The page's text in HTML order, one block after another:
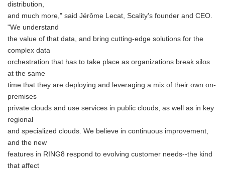
distribution,
and much more," said Jérôme Lecat, Scality's founder and CEO.
"We understand
the value of that data, and bring cutting-edge solutions for the
complex data
orchestration that has to take place as organizations break silos
at the same
time that they are deploying and leveraging a mix of their own on-
premises
private clouds and use services in public clouds, as well as in key
regional
and specialized clouds. We believe in continuous improvement,
and the new
features in RING8 respond to evolving customer needs--the kind
that affect